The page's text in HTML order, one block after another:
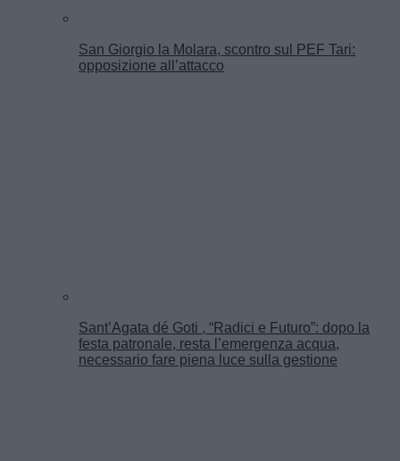
San Giorgio la Molara, scontro sul PEF Tari:
opposizione all’attacco
Sant’Agata dé Goti , “Radici e Futuro”: dopo la
festa patronale, resta l’emergenza acqua,
necessario fare piena luce sulla gestione